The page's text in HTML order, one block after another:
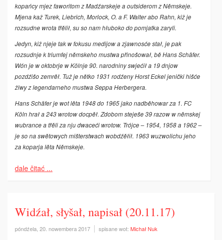
kopańcy mjez faworitom z Madźarskeje a outsiderom z Němskeje.
Mjena kaž Turek, Liebrich, Morlock, O. a F. Walter abo Rahn, kiž je
rozsudne wrota třělił, su so nam hłuboko do pomjatka zaryli.
Jedyn, kiž njeje tak w fokusu medijow a zjawnosće stał, je pak
rozsudnje k triumfej němskeho mustwa přinošował, bě Hans Schäfer.
Wón je w oktobrje w Kölnje 90. narodniny swjećił a 19 dnjow
pozdźišo zemrěł. Tuž je nětko 1931 rodźeny Horst Eckel jenički hišće
žiwy z legendarneho mustwa Seppa Herbergera.
Hans Schäfer je wot lěta 1948 do 1965 jako nadběhowar za 1. FC
Köln hrał a 243 wrotow docpěł. Zdobom steješe 39 razow w němskej
wubrance a třěli za nju dwaceći wrotow. Trójce – 1954, 1958 a 1962 –
je so na swětowych mišterstwach wobdźěłił. 1963 wuzwolichu jeho
za koparja lěta Němskeje.
dale čitać ...
Widźał, słyšał, napisał (20.11.17)
póndźela, 20. nowembera 2017 spisane wot: Michał Nuk